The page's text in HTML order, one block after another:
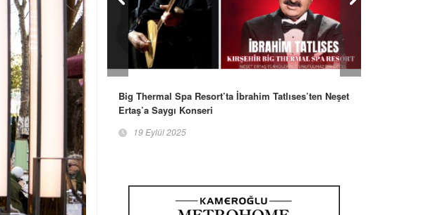
Big Thermal Spa Resort’ta İbrahim Tatlıses’ten Neşet
Ertaş’a Saygı Konseri
19 Eylül 2025